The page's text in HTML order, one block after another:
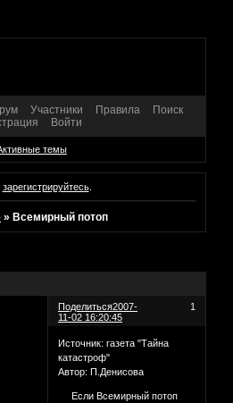
Участники Правила
Поиск
Войти
темы
зарегистрируйтесь.
»Всемирный потоп
Поделиться 1
2007-
11-02 16:20:45
Источник: газета "Тайна
катастроф"
Автор: П.Денисова
Если Всемирный потоп